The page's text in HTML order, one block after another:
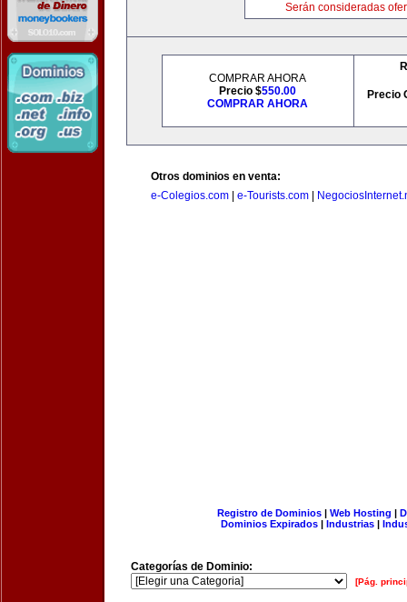
Serán consideradas
COMPRAR AHORA
Precio $550.00
COMPRAR AHORA
Precio
Otros dominios en venta:
e-Colegios.com
e-Tourists.com
Registro de Dominios| Web Hosting |
Dominios Expirados | Industrias |
Categorías de Dominio:
[Pág.